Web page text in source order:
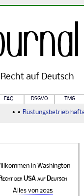
Rechtauf Deutsch
FAQ DSGVO TMG
• • Rüstungsbetrieb haftet
in Washington
Recht der USA auf Deutsch
Alles von 2025